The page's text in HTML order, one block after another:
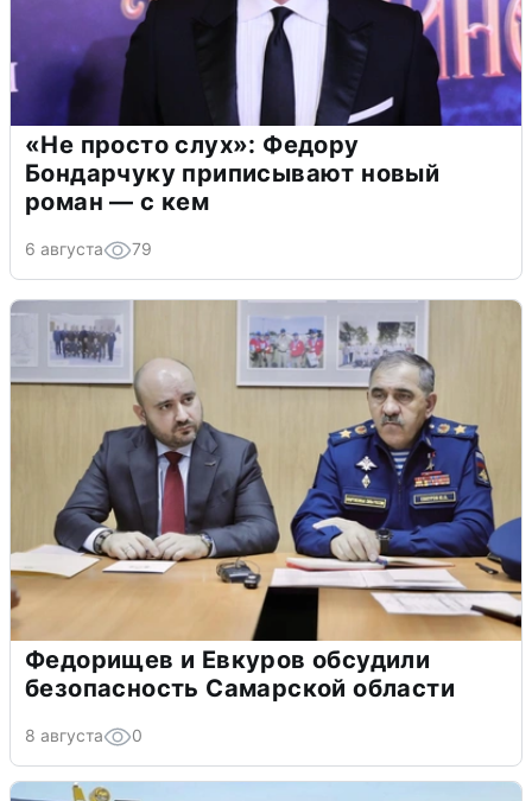
«Не просто слух»: Федору
Бондарчуку приписывают новый
роман — с кем
6 августа 79
Федорищев и Евкуров обсудили
безопасность Самарской области
8 августа 0